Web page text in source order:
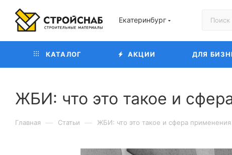
Екатеринбург
КАТАЛОГ АКЦИИ ДЛЯ
ЖБИ: что это такое и
Главная — Статьи — ЖБИ: что это такое и сфера применения